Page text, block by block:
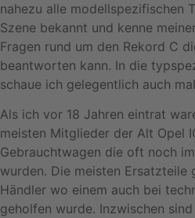
nahezu alle modellspezifischen
Szene bekannt und kenne
Fragen rund um den Rekord C
beantworten kann. In die
schaue ich gelegentlich auch
Als ich vor 18 Jahren eintrat
meisten Mitglieder der Alt Opel
Gebrauchtwagen die oft noch
wurden. Die meisten Ersatzteile
Händler wo einem auch bei
geholfen wurde. Inzwischen